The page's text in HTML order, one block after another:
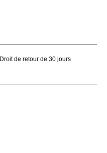
Droit de retour de 30 jours